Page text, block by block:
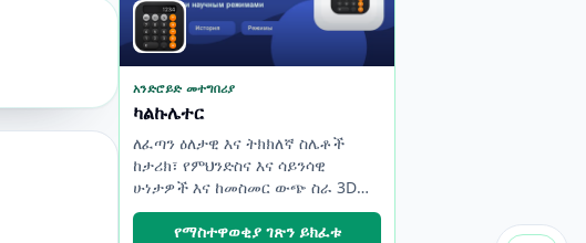
አንድሮይድ መተግበሪያ
ካልኩሌተር
ለፈጣን ዕለታዊ እና ትክክለኛ ስሌቶች
ከታሪክ፣ የምህንድስና እና ሳይንሳዊ
ሁነታዎች እና ከመስመር ውጭ ስራ 3D
ማስያ።
የማስተዋወቂያ ገጽን ይክፈቱ